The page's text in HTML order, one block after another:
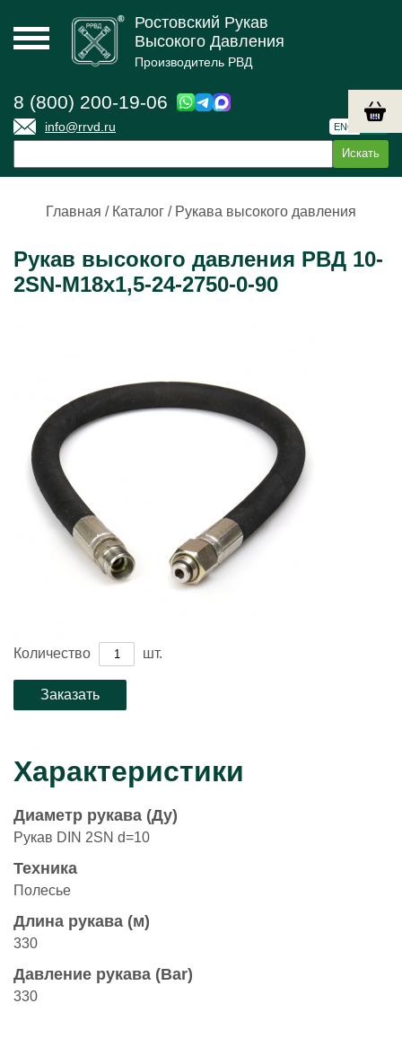
Ростовский Рукав
Высокого Давления
Производитель РВД
8 (800) 200-19-06
info@rrvd.ru ENG
Главная / Каталог / Рукава высокого давления
Рукав высокого давления РВД 10-
2SN-M18х1,5-24-2750-0-90
Количество шт.
Характеристики
Диаметр рукава (Ду)
Рукав DIN 2SN d=10
Техника
Полесье
Длина рукава (м)
330
Давление рукава (Bar)
330